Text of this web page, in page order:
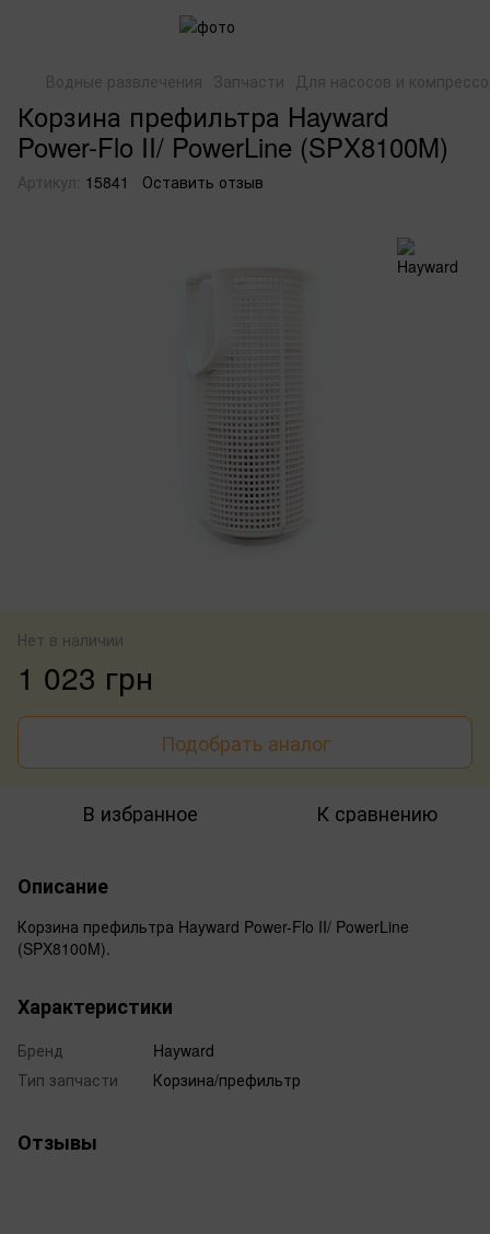
Водные развлечения Запчасти Для насосов и
Корзина префильтра Hayward
Power-Flo II/ PowerLine (SPX8100M)
Артикул: 15841 Оставить отзыв
Нет в наличии
1 023 грн
Подобрать аналог
В избранное К сравнению
Описание
Корзина префильтра Hayward Power-Flo II/ PowerLine
(SPX8100M).
Характеристики
Бренд
Hayward
Тип запчасти
Корзина/префильтр
Отзывы